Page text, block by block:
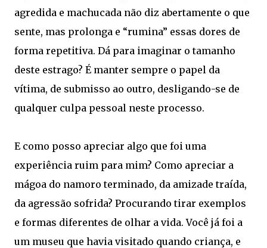
agredida e machucada não diz abertamente o que
sente, mas prolonga e “rumina” essas dores de
forma repetitiva. Dá para imaginar o tamanho
deste estrago? É manter sempre o papel da
vítima, de submisso ao outro, desligando-se de
qualquer culpa pessoal neste processo.
E como posso apreciar algo que foi uma
experiência ruim para mim? Como apreciar a
mágoa do namoro terminado, da amizade traída,
da agressão sofrida? Procurando tirar exemplos
e formas diferentes de olhar a vida. Você já foi a
um museu que havia visitado quando criança, e